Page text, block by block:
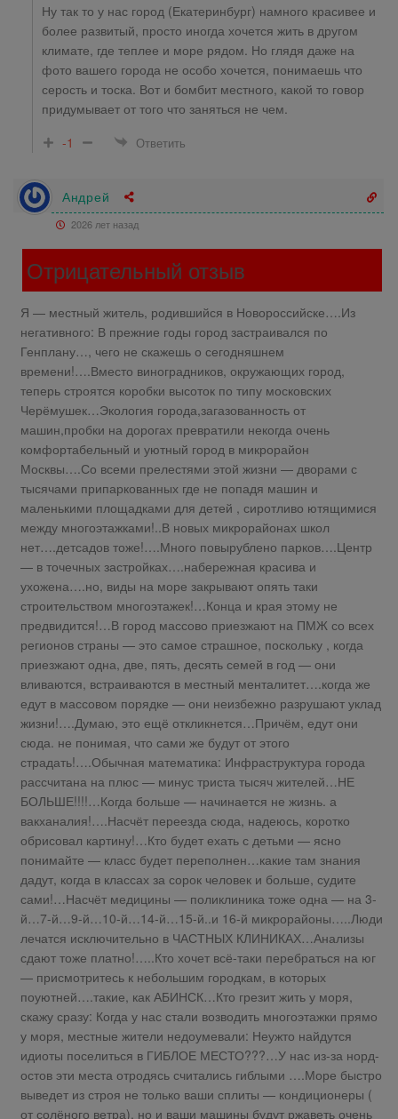
Ну так то у нас город (Екатеринбург) намного красивее и
более развитый, просто иногда хочется жить в другом
климате, где теплее и море рядом. Но глядя даже на
фото вашего города не особо хочется, понимаешь что
серость и тоска. Вот и бомбит местного, какой то говор
придумывает от того что заняться не чем.
-1
Ответить
Андрей
2026 лет назад
Отрицательный отзыв
Я — местный житель, родившийся в Новороссийске….Из
негативного: В прежние годы город застраивался по
Генплану…, чего не скажешь о сегодняшнем
времени!….Вместо виноградников, окружающих город,
теперь строятся коробки высоток по типу московских
Черёмушек…Экология города,загазованность от
машин,пробки на дорогах превратили некогда очень
комфортабельный и уютный город в микрорайон
Москвы….Со всеми прелестями этой жизни — дворами с
тысячами припаркованных где не попадя машин и
маленькими площадками для детей , сиротливо ютящимися
между многоэтажками!..В новых микрорайонах школ
нет….детсадов тоже!….Много повырублено парков….Центр
— в точечных застройках….набережная красива и
ухожена….но, виды на море закрывают опять таки
строительством многоэтажек!…Конца и края этому не
предвидится!…В город массово приезжают на ПМЖ со всех
регионов страны — это самое страшное, поскольку , когда
приезжают одна, две, пять, десять семей в год — они
вливаются, встраиваются в местный менталитет….когда же
едут в массовом порядке — они неизбежно разрушают уклад
жизни!….Думаю, это ещё откликнется…Причём, едут они
сюда. не понимая, что сами же будут от этого
страдать!….Обычная математика: Инфраструктура города
рассчитана на плюс — минус триста тысяч жителей…НЕ
БОЛЬШЕ!!!!…Когда больше — начинается не жизнь. а
вакханалия!….Насчёт переезда сюда, надеюсь, коротко
обрисовал картину!…Кто будет ехать с детьми — ясно
понимайте — класс будет переполнен…какие там знания
дадут, когда в классах за сорок человек и больше, судите
сами!…Насчёт медицины — поликлиника тоже одна — на 3-
й…7-й…9-й…10-й…14-й…15-й..и 16-й микрорайоны…..Люди
лечатся исключительно в ЧАСТНЫХ КЛИНИКАХ…Анализы
сдают тоже платно!…..Кто хочет всё-таки перебраться на юг
— присмотритесь к небольшим городкам, в которых
поуютней….такие, как АБИНСК…Кто грезит жить у моря,
скажу сразу: Когда у нас стали возводить многоэтажки прямо
у моря, местные жители недоумевали: Неужто найдутся
идиоты поселиться в ГИБЛОЕ МЕСТО???…У нас из-за норд-
остов эти места отродясь считались гиблыми ….Море быстро
выведет из строя не только ваши сплиты — кондиционеры (
от солёного ветра), но и ваши машины будут ржаветь очень